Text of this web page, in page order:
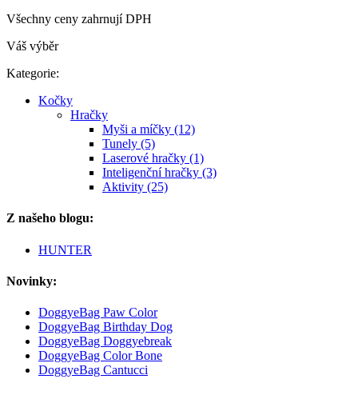
Všechny ceny zahrnují DPH
Váš výběr
Kategorie:
Kočky
Hračky
Myši a míčky (12)
Tunely (5)
Laserové hračky (1)
Inteligenční hračky (3)
Aktivity (25)
Z našeho blogu:
HUNTER
Novinky:
DoggyeBag Paw Color
DoggyeBag Birthday Dog
DoggyeBag Doggyebreak
DoggyeBag Color Bone
DoggyeBag Cantucci